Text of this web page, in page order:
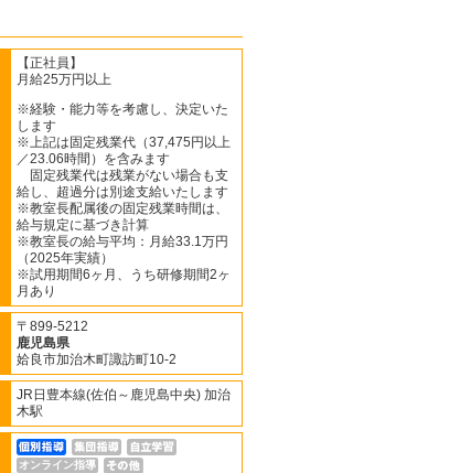
【正社員】
月給25万円以上
※経験・能力等を考慮し、決定いた
します
※上記は固定残業代（37,475円以上
／23.06時間）を含みます
固定残業代は残業がない場合も支
給し、超過分は別途支給いたします
※教室長配属後の固定残業時間は、
給与規定に基づき計算
※教室長の給与平均：月給33.1万円
（2025年実績）
※試用期間6ヶ月、うち研修期間2ヶ
月あり
〒899-5212
鹿児島県
姶良市加治木町諏訪町10-2
JR日豊本線(佐伯～鹿児島中央) 加治
木駅
オンライン指導